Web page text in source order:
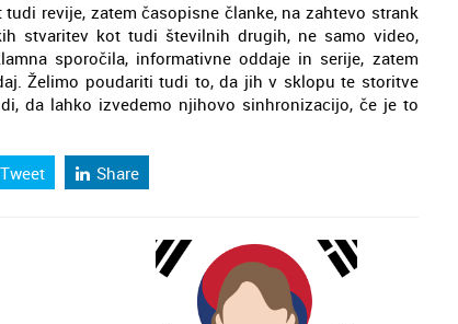
revije, zatem časopisne članke, na zahtevo strank
stvaritev kot tudi številnih drugih, ne samo video,
sporočila, informativne oddaje in serije, zatem
Želimo poudariti tudi to, da jih v sklopu te storitve
da lahko izvedemo njihovo sinhronizacijo, če je to
Tweet Share